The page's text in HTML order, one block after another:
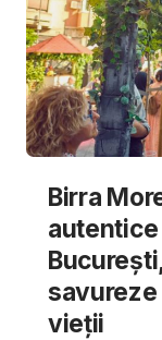
Birra
savureze
vieții